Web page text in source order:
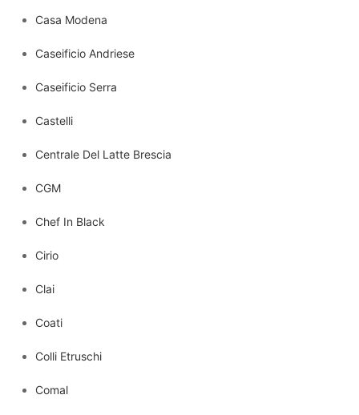
Casa Modena
Caseificio Andriese
Caseificio Serra
Castelli
Centrale Del Latte Brescia
CGM
Chef In Black
Cirio
Clai
Coati
Colli Etruschi
Comal